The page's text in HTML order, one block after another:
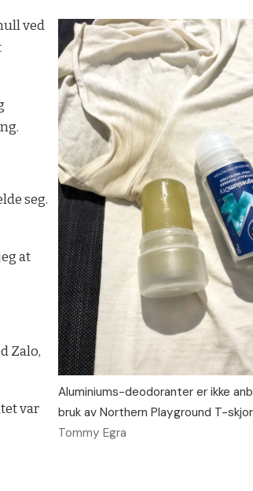
Aluminiums-deodoranter er ikke
bruk av Northern Playground T-
Tommy Egra
ved
seg.
at
Zalo,
var